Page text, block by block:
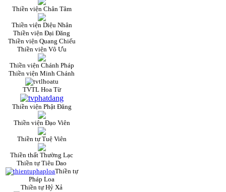
Thiền viện Chân Tâm
Thiền viện Diệu Nhân
Thiền viện Đại Đăng
Thiền viện Quang Chiếu
Thiền viện Vô Ưu
Thiền viện Chánh Pháp
Thiền viện Minh Chánh
TVTL Hoa Từ
Thiền viện Phật Đăng
Thiền viện Đạo Viên
Thiền tự Tuệ Viên
Thiền thất Thường Lạc
Thiền tự Tiêu Dao
Thiền tự
Pháp Loa
Thiền tự Hỷ Xả